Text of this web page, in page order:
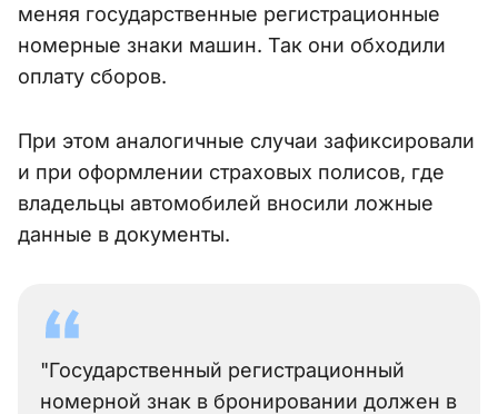
меняя государственные регистрационные
номерные знаки машин. Так они обходили
оплату сборов.
При этом аналогичные случаи зафиксировали
и при оформлении страховых полисов, где
владельцы автомобилей вносили ложные
данные в документы.
"Государственный регистрационный
номерной знак в бронировании должен в